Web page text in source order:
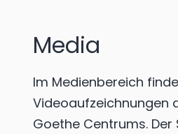
Media
Im Medienbereich
Videoaufzeichnungen
Goethe Centrums. Der